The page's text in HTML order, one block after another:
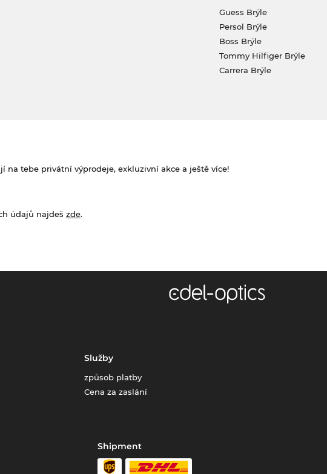
Guess Brýle
Persol Brýle
Boss Brýle
Tommy Hilfiger Brýle
Carrera Brýle
na tebe privátní výprodeje, exkluzivní akce a ještě více!
údajů najdeš zde.
Služby
způsob platby
Cena za zaslání
Shipment